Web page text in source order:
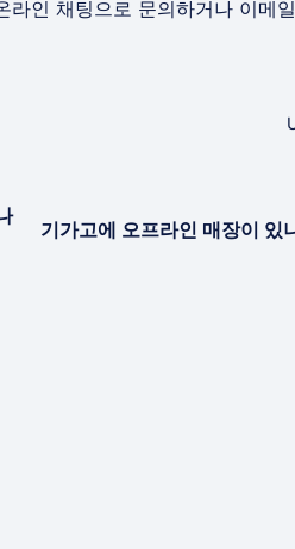
인 채팅으로 문의하거나 이메
기가고에 오프라인 매장이 있